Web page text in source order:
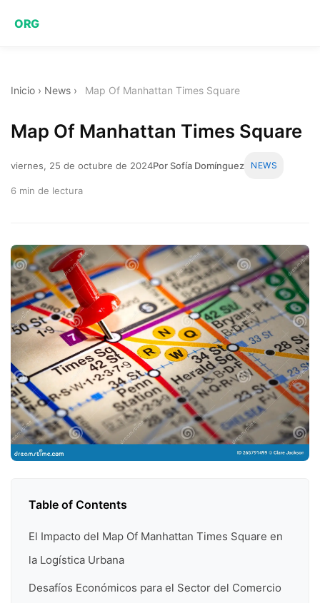
ORG
Inicio › News › Map Of Manhattan Times Square
Map Of Manhattan Times Square
viernes, 25 de octubre de 2024Por Sofía Domínguez NEWS
6 min de lectura
Table of Contents
El Impacto del Map Of Manhattan Times Square en
la Logística Urbana
Desafíos Económicos para el Sector del Comercio